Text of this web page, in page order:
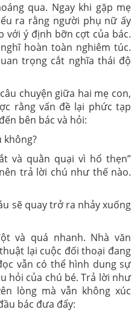
qua. Ngay khi gặp mẹ
ra rằng người phụ nữ ấy
với ý định bỡn cợt của bác.
hoàn toàn nghiêm túc.
trọng cắt nghĩa thái độ
chuyện giữa hai mẹ con,
rằng vấn đề lại phức tạp
bên bác và hỏi:
không?
và quằn quại vì hổ thẹn”
trả lời chú như thế nào.
sẽ quay trở ra nhảy xuống
và quá nhanh. Nhà văn
lại cuộc đối thoại đang
vẫn có thể hình dung sự
hỏi của chú bé. Trả lời như
lòng mà vẫn không xúc
bác đưa đẩy: